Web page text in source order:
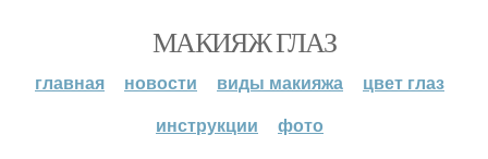
МАКИЯЖ ГЛАЗ
главная новости виды макияжа
цвет глаз
инструкции
фото